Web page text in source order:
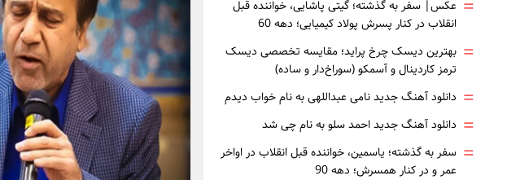
= عکس| سفر به گذشته؛ گیتی پاشایی، خواننده قبل
انقلاب در کنار پسرش پولاد کیمیایی؛ دهه 60
= بهترین دیسک چرخ پراید؛ مقایسه تخصصی دیسک
ترمز کاردینال و آسمکو (سوراخ‌دار و ساده)
= دانلود آهنگ جدید نامی عبداللهی به نام خواب دیدم
= دانلود آهنگ جدید احمد سلو به نام چی شد
= سفر به گذشته؛ یاسمین، خواننده قبل انقلاب در اواخر
عمر و در کنار همسرش؛ دهه 90